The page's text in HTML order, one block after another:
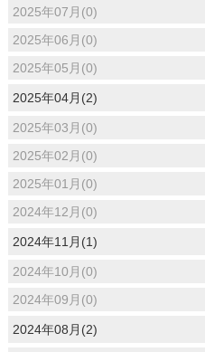
2025年07月(0)
2025年06月(0)
2025年05月(0)
2025年04月(2)
2025年03月(0)
2025年02月(0)
2025年01月(0)
2024年12月(0)
2024年11月(1)
2024年10月(0)
2024年09月(0)
2024年08月(2)